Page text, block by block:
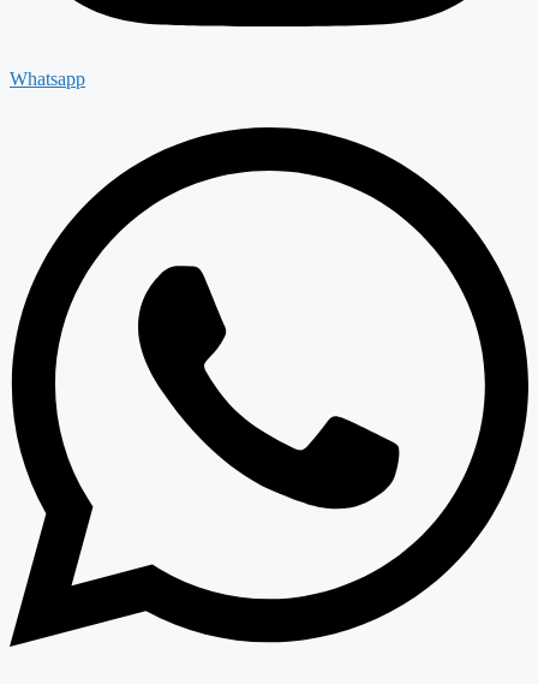
Whatsapp